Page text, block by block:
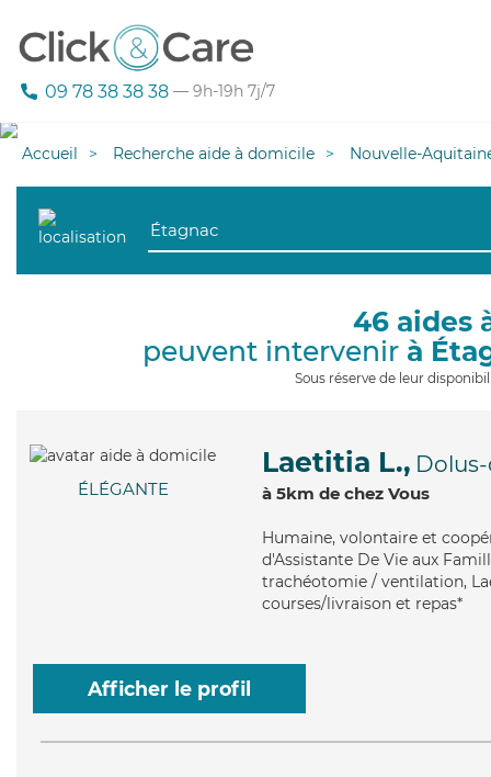
09 78 38 38 38 — 9h-19h 7j/7
Accueil Recherche aide à domicile Nouvelle-
46 aides
peuvent intervenir à
Sous réserve de leur
ÉLÉGANTE
Laetitia L.,
à 5km de chez Vous
Humaine, volontaire et
d'Assistante De Vie aux
trachéotomie / ventilation,
courses/livraison et repas*
Afficher le profil